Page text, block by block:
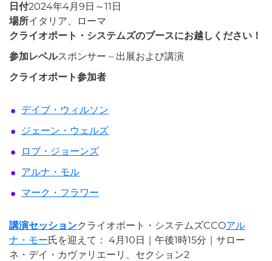
日付2024年4月9日～11日
場所イタリア、ローマ
クライオポート・システムズのブースにお越しください！
参加レベルスポンサー – 出展および講演
クライオポート参加者
デイブ・ウィルソン
ジェーン・ウェルズ
ロブ・ジョーンズ
アルナ・モル
マーク・フラワー
講演セッションクライオポート・システムズCCOアル
ナ・モー氏を迎えて： 4月10日｜午後1時15分｜サロー
ネ・デイ・カヴァリエーリ、セクション2